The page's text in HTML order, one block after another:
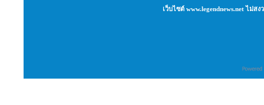
เว็บไซต์ www.legendnews.net ไม่